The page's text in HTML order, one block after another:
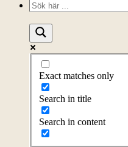
Exact matches only
Search in title
Search in content